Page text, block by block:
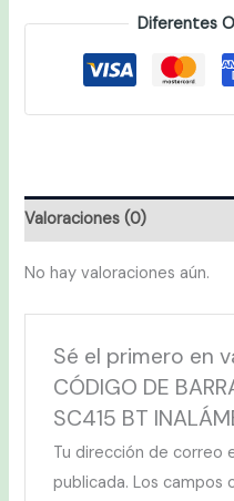
Diferentes
Valoraciones (0)
No hay valoraciones aún.
Sé el primero en
CÓDIGO DE
SC415 BT
Tu dirección de correo
publicada. Los campos